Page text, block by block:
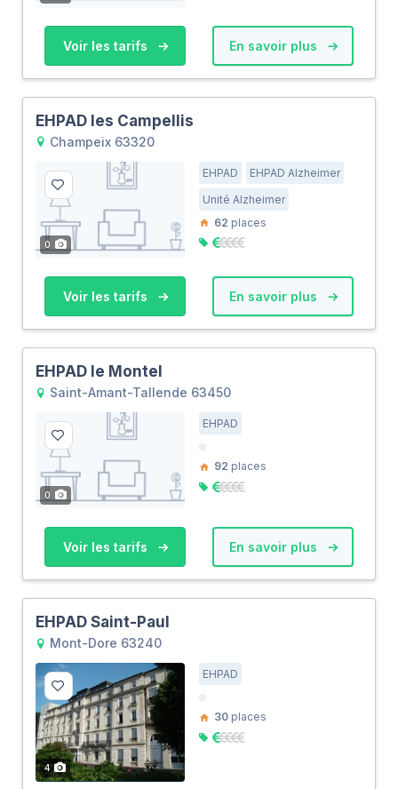
Voir les tarifs En savoir plus
EHPAD les Campellis
Champeix 63320
0
EHPAD
EHPAD Alzheimer
Unité Alzheimer
62 places
Voir les tarifs En savoir plus
EHPAD le Montel
Saint-Amant-Tallende 63450
0
EHPAD
92 places
Voir les tarifs En savoir plus
EHPAD Saint-Paul
Mont-Dore 63240
4
EHPAD
30 places